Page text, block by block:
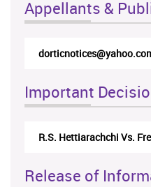
Appellants &
Important
R.S. Hettiarachchi Vs.
Release of